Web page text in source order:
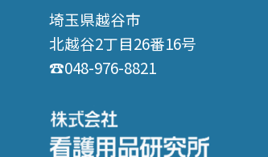
埼玉県越谷市
北越谷2丁目26番16号
☎︎048-976-8821